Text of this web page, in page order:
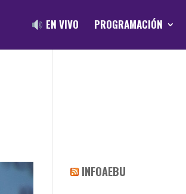
EN VIVO PROGRAMACIÓN
INFOAEBU